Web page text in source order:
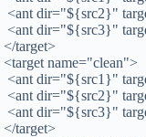
<ant dir="${src2}"
<ant dir="${src3}"
</target>
<target name="clean">
<ant dir="${src1}"
<ant dir="${src2}"
<ant dir="${src3}"
</target>